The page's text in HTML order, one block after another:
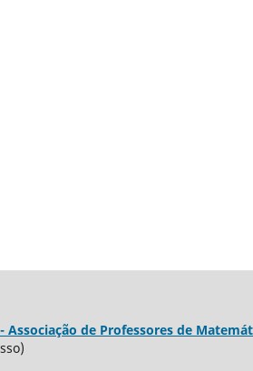
Associação de Professores de